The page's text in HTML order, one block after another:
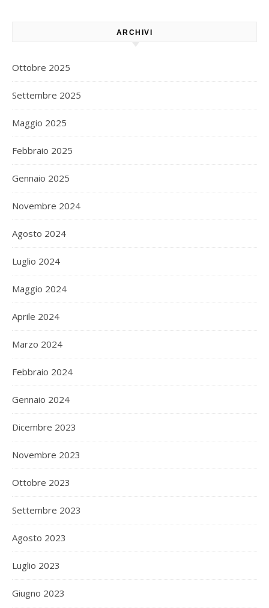
ARCHIVI
Ottobre 2025
Settembre 2025
Maggio 2025
Febbraio 2025
Gennaio 2025
Novembre 2024
Agosto 2024
Luglio 2024
Maggio 2024
Aprile 2024
Marzo 2024
Febbraio 2024
Gennaio 2024
Dicembre 2023
Novembre 2023
Ottobre 2023
Settembre 2023
Agosto 2023
Luglio 2023
Giugno 2023